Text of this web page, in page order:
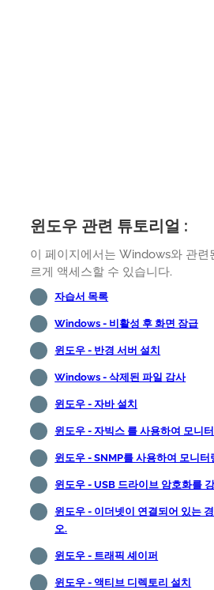
윈도우 관련 튜토리얼 :
이 페이지에서는 Windows와 관련
르게 액세스할 수 있습니다.
자습서 목록
Windows - 비활성 후 화면 잠급
윈도우 - 반경 서버 설치
Windows - 삭제된 파일 감사
윈도우 - 자바 설치
윈도우 - 자빅스 를 사용하여 모니
윈도우 - SNMP를 사용하여 모니터
윈도우 - USB 드라이브 암호화를
윈도우 - 이더넷이 연결되어 있는
오.
윈도우 - 트래픽 셰이퍼
윈도우 - 액티브 디렉토리 설치